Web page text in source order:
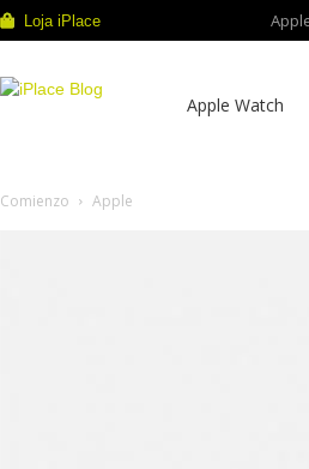
Loja iPlace
Apple Watch
Comienzo Apple